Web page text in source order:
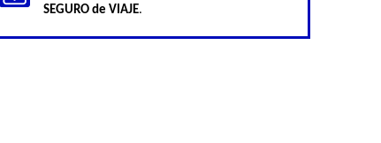
SEGURO de VIAJE.